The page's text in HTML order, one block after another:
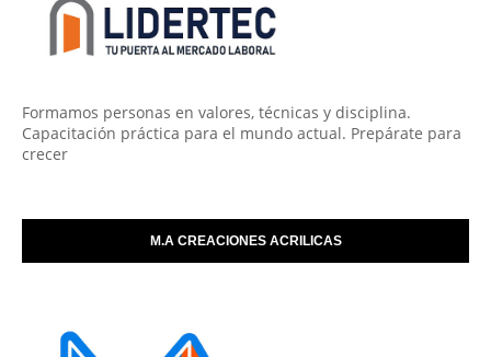
Formamos personas en valores, técnicas y disciplina.
Capacitación práctica para el mundo actual. Prepárate para
crecer
M.A CREACIONES ACRILICAS